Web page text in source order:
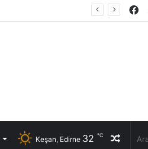
Keşan, Edirne 32 ℃